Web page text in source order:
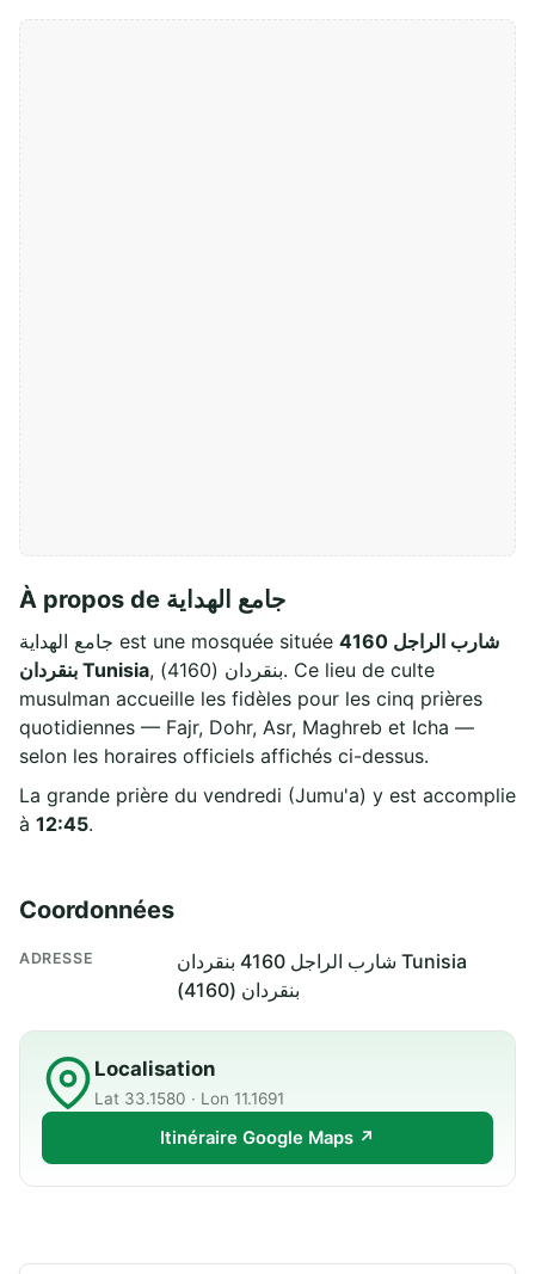
À propos de جامع الهداية
جامع الهداية est une mosquée située شارب الراجل 4160
بنقردان Tunisia, بنقردان (4160). Ce lieu de culte
musulman accueille les fidèles pour les cinq prières
quotidiennes — Fajr, Dohr, Asr, Maghreb et Icha —
selon les horaires officiels affichés ci-dessus.
La grande prière du vendredi (Jumu'a) y est accomplie
à 12:45.
Coordonnées
ADRESSE
شارب الراجل 4160 بنقردان Tunisia
بنقردان (4160)
Localisation
Lat 33.1580 · Lon 11.1691
Itinéraire Google Maps ↗